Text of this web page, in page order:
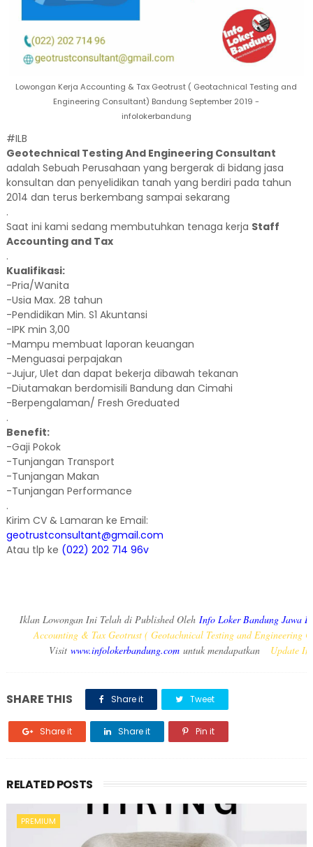
Lowongan Kerja Accounting & Tax Geotrust ( Geotachnical Testing and
Engineering Consultant) Bandung September 2019 -
infolokerbandung
#ILB
Geotechnical Testing And Engineering Consultant
adalah Sebuah Perusahaan yang bergerak di bidang jasa
konsultan dan penyelidikan tanah yang berdiri pada tahun
2014 dan terus berkembang sampai sekarang
.
Saat ini kami sedang membutuhkan tenaga kerja Staff
Accounting and Tax
.
Kualifikasi:
-Pria/Wanita
-Usia Max. 28 tahun
-Pendidikan Min. S1 Akuntansi
-IPK min 3,00
-Mampu membuat laporan keuangan
-Menguasai perpajakan
-Jujur, Ulet dan dapat bekerja dibawah tekanan
-Diutamakan berdomisili Bandung dan Cimahi
-Berpengalaman/ Fresh Greduated
.
Benefit:
-Gaji Pokok
-Tunjangan Transport
-Tunjangan Makan
-Tunjangan Performance
.
Kirim CV & Lamaran ke Email:
geotrustconsultant@gmail.com
Atau tlp ke (022) 202 714 96v
Iklan Lowongan Ini Telah di Published OlehInfo Loker Bandung Jawa
Accounting & Tax Geotrust ( Geotachnical Testing and Engineering
Visit www.infolokerbandung.com untuk mendapatkan Update
SHARE THIS Share it Tweet
Share it Share it Pin it
RELATED POSTS
PREMIUM